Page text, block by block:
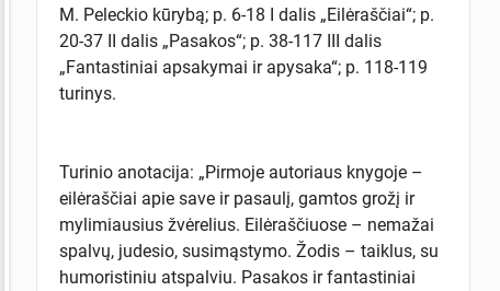
M. Peleckio kūrybą; p. 6-18 I dalis „Eilėraščiai“; p.
20-37 II dalis „Pasakos“; p. 38-117 III dalis
„Fantastiniai apsakymai ir apysaka“; p. 118-119
turinys.
Turinio anotacija: „Pirmoje autoriaus knygoje –
eilėraščiai apie save ir pasaulį, gamtos grožį ir
mylimiausius žvėrelius. Eilėraščiuose – nemažai
spalvų, judesio, susimąstymo. Žodis – taiklus, su
humoristiniu atspalviu. Pasakos ir fantastiniai